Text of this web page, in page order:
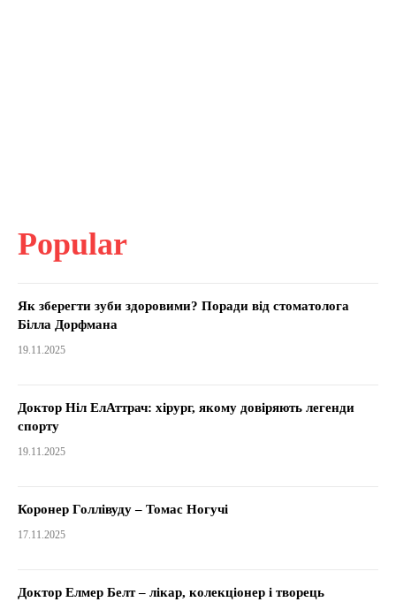
Popular
Як зберегти зуби здоровими? Поради від стоматолога
Білла Дорфмана
19.11.2025
Доктор Ніл ЕлАттрач: хірург, якому довіряють легенди
спорту
19.11.2025
Коронер Голлівуду – Томас Ногучі
17.11.2025
Доктор Елмер Белт – лікар, колекціонер і творець